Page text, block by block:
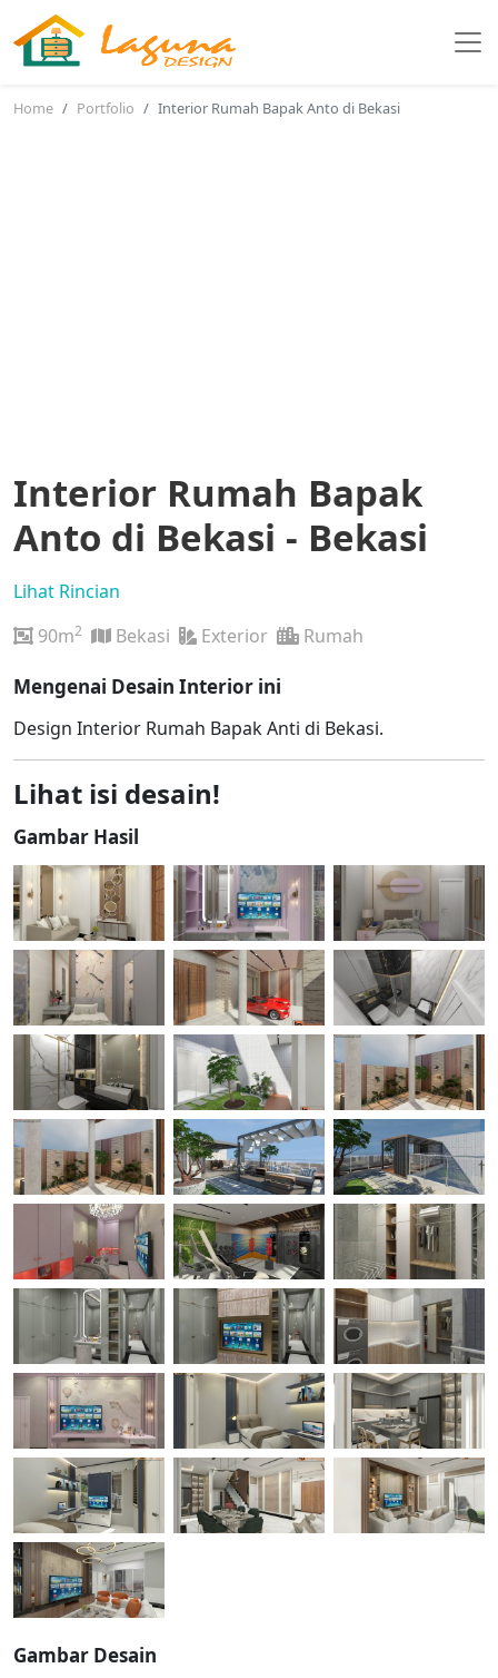
Home Portfolio Interior Rumah Bapak Anto di Bekasi
Interior Rumah Bapak
Anto di Bekasi - Bekasi
Lihat Rincian
90m2 Bekasi Exterior Rumah
Mengenai Desain Interior ini
Design Interior Rumah Bapak Anti di Bekasi.
Lihat isi desain!
Gambar Hasil
Gambar Desain